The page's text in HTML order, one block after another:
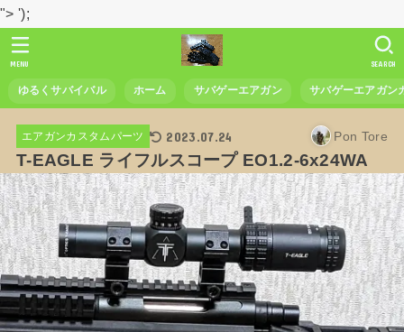
"> ');
ゆるくサバイバル ホーム サバゲーエアガン サバゲーエアガン
SEARCH
MENU
エアガンカスタムパーツ 2023.07.24 Pon Tore
T-EAGLE ライフルスコープ EO1.2-6x24WA